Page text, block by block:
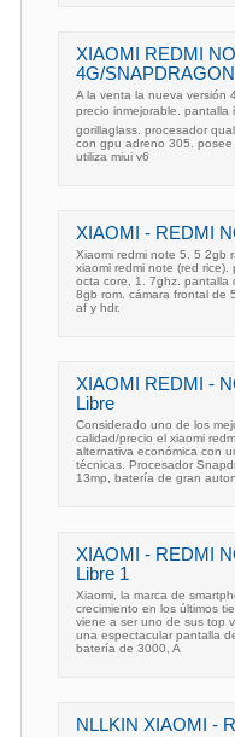
XIAOMI REDMI
4G/SNAPDRAGON
A la venta la nueva versión
precio inmejorable. pantalla
gorillaglass. procesador
con gpu adreno 305.
utiliza miui v6
XIAOMI - REDMI
Xiaomi redmi note 5. 5 2gb
xiaomi redmi note (red
octa core, 1. 7ghz. pantalla
8gb rom. cámara frontal de
af y hdr.
XIAOMI REDMI -
Libre
Considerado uno de los
calidad/precio el xiaomi
alternativa económica con
técnicas. Procesador
13mp, batería de gran
XIAOMI - REDMI
Libre 1
Xiaomi, la marca de
crecimiento en los últimos
viene a ser uno de sus top
una espectacular pantalla
batería de 3000, A
NLLKIN XIAOMI -